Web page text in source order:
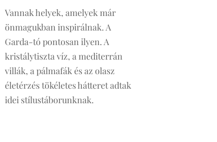
Vannak helyek, amelyek már
önmagukban inspirálnak. A
Garda-tó pontosan ilyen. A
kristálytiszta víz, a mediterrán
villák, a pálmafák és az olasz
életérzés tökéletes hátteret adtak
idei stílustáborunknak.